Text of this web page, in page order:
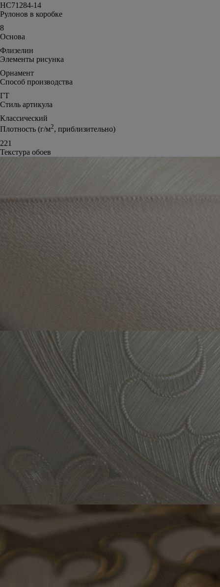
HC71284-14
Рулонов в коробке
8
Основа
Флизелин
Элементы рисунка
Орнамент
Способ производства
ГТ
Стиль артикула
Классический
Плотность (г/м2, приблизительно)
221
Текстура обоев